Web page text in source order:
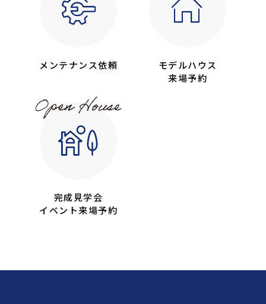
メンテナンス依頼
モデルハウス
来場予約
完成見学会
イベント来場予約